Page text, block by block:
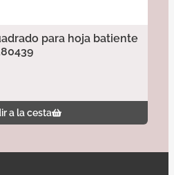
para hoja batiente
a la cesta